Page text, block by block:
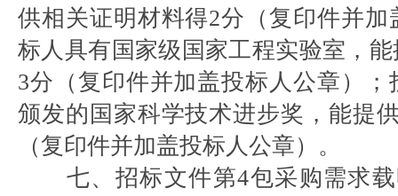
供相关证明材料得2分（复印件并
标人具有国家级国家工程实验室，
3分（复印件并加盖投标人公章）
颁发的国家科学技术进步奖，能提
（复印件并加盖投标人公章）。
七、招标文件第4包采购需求